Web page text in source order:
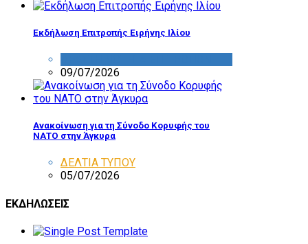
Εκδήλωση Επιτροπής Ειρήνης Ιλίου
09/07/2026
Ανακοίνωση για τη Σύνοδο Κορυφής του
ΝΑΤΟ στην Άγκυρα
ΔΕΛΤΙΑ ΤΥΠΟΥ
05/07/2026
ΕΚΔΗΛΩΣΕΙΣ